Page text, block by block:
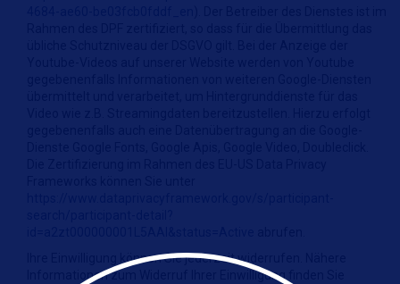
Ihre Einwilligung können Sie jederzeit widerrufen. Nähere
Informationen zum Widerruf Ihrer Einwilligung finden Sie